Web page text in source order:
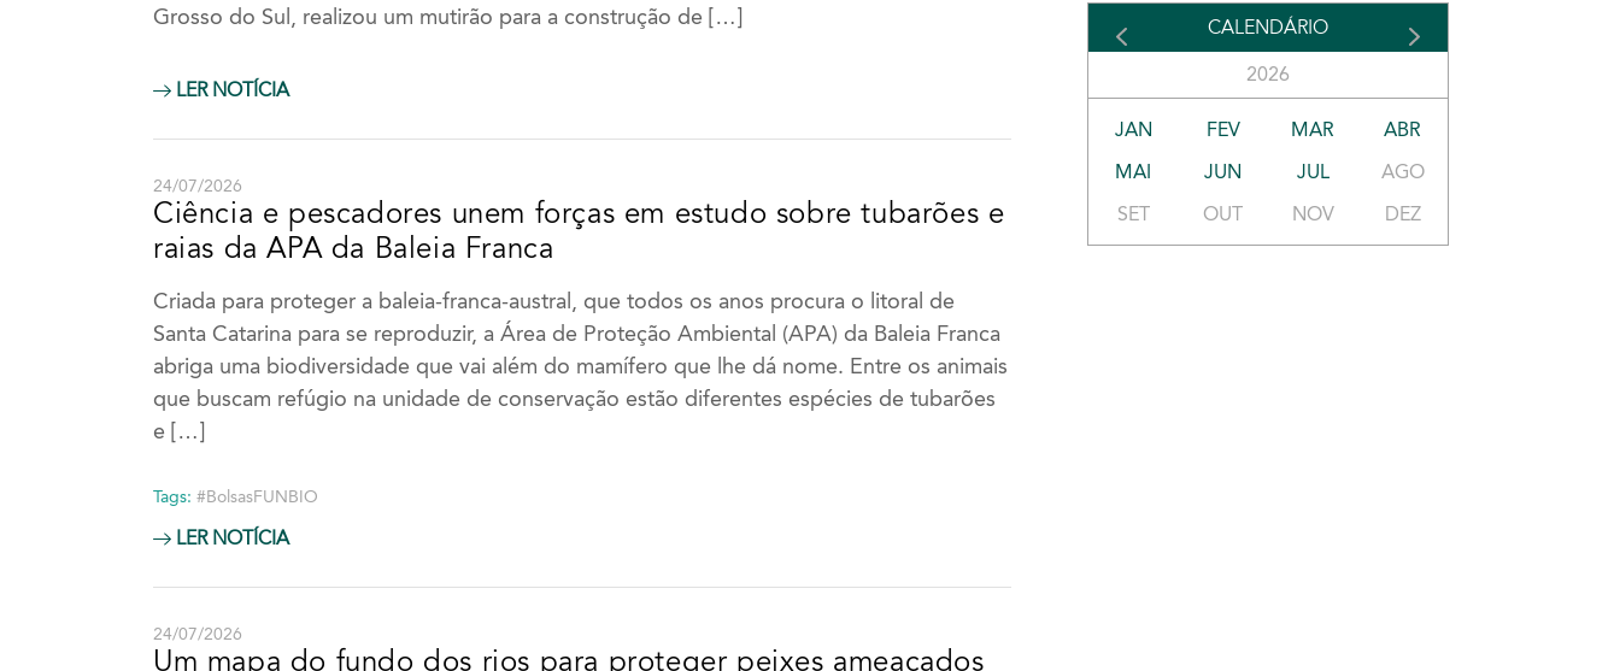
Grosso do Sul, realizou um mutirão para a construção de […]
LER NOTÍCIA
24/07/2026
Ciência e pescadores unem forças em estudo sobre tubarões e
raias da APA da Baleia Franca
Criada para proteger a baleia-franca-austral, que todos os anos procura o litoral de
Santa Catarina para se reproduzir, a Área de Proteção Ambiental (APA) da Baleia Franca
abriga uma biodiversidade que vai além do mamífero que lhe dá nome. Entre os animais
que buscam refúgio na unidade de conservação estão diferentes espécies de tubarões
e […]
Tags: #BolsasFUNBIO
LER NOTÍCIA
24/07/2026
Um mapa do fundo dos rios para proteger peixes ameaçados
CALENDÁRIO
2026
OUT NOV DEZ
SET
OUT NOV DEZ
SET
OUT NOV
JAN FEV MAR
ABR
MAI
JUN JUL
AGO
SET
OUT NOV DEZ